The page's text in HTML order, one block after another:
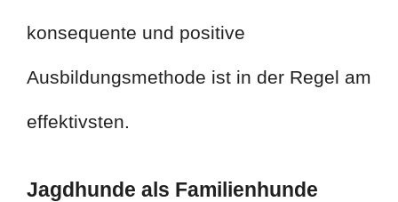
konsequente und positive
Ausbildungsmethode ist in der Regel am
effektivsten.
Jagdhunde als Familienhunde